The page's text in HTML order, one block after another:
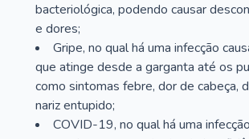
bacteriológica, podendo causar
e dores;
Gripe, no qual há uma infecção
que atinge desde a garganta até os
como sintomas febre, dor de cabeça,
nariz entupido;
COVID-19, no qual há uma